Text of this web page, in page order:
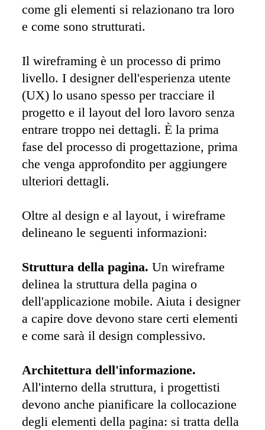
come gli elementi si relazionano tra loro
e come sono strutturati.
Il wireframing è un processo di primo
livello. I designer dell'esperienza utente
(UX) lo usano spesso per tracciare il
progetto e il layout del loro lavoro senza
entrare troppo nei dettagli. È la prima
fase del processo di progettazione, prima
che venga approfondito per aggiungere
ulteriori dettagli.
Oltre al design e al layout, i wireframe
delineano le seguenti informazioni:
Struttura della pagina. Un wireframe
delinea la struttura della pagina o
dell'applicazione mobile. Aiuta i designer
a capire dove devono stare certi elementi
e come sarà il design complessivo.
Architettura dell'informazione.
All'interno della struttura, i progettisti
devono anche pianificare la collocazione
degli elementi della pagina: si tratta della